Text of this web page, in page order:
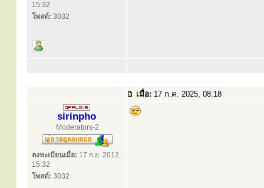
15:32
โพสต์: 3032
เมื่อ: 17 ก.ค. 2025, 08:18
sirinpho
Moderators-2
ลงทะเบียนเมื่อ: 17 ก.ย. 2012,
15:32
โพสต์: 3032